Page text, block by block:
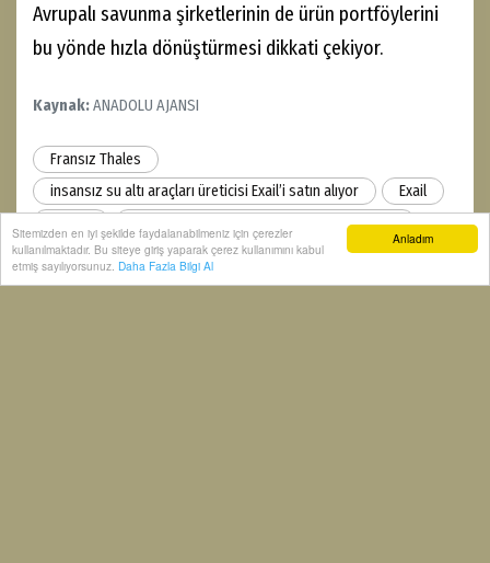
Anladım
Sitemizden en iyi şekilde faydalanabilmeniz için çerezler
kullanılmaktadır. Bu siteye giriş yaparak çerez kullanımını kabul
etmiş sayılıyorsunuz. Daha Fazla Bilgi Al
Avrupalı savunma şirketlerinin de ürün portföylerini
bu yönde hızla dönüştürmesi dikkati çekiyor.
Kaynak:ANADOLU AJANSI
Fransız Thales
insansız su altı araçları üreticisi Exail’i satın alıyor
Exail
Fransız savunma ve havacılık şirketi Thales
insansız su altı araçları